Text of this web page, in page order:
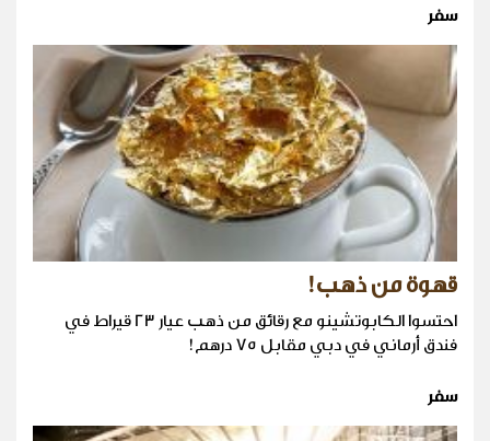
سفر
قهوة من ذهب!
احتسوا الكابوتشينو مع رقائق من ذهب عيار 23 قيراط في
فندق أرماني في دبي مقابل 75 درهم!
سفر